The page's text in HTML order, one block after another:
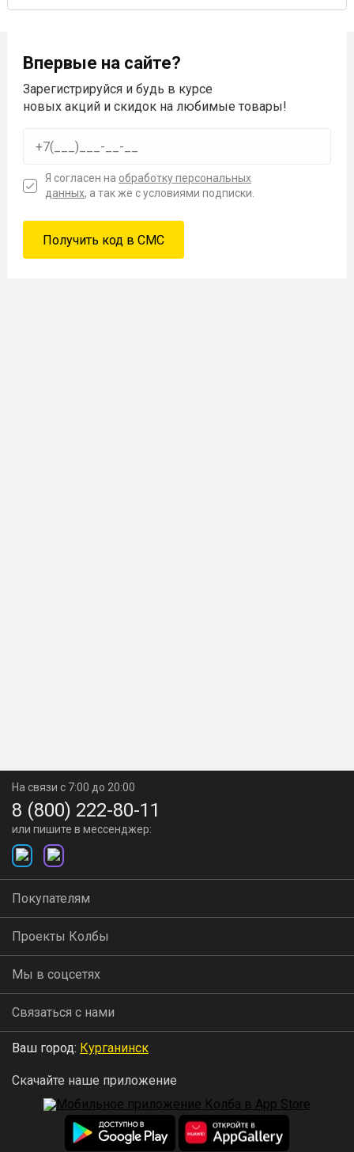
Впервые на сайте?
Зарегистрируйся и будь в курсе
новых акций и скидок на любимые товары!
Я согласен на обработку персональных
данных, а так же с условиями подписки.
На связи с 7:00 до 20:00
8 (800) 222-80-11
или пишите в мессенджер:
Покупателям
Проекты Колбы
Мы в соцсетях
Связаться с нами
Ваш город: Курганинск
Скачайте наше приложение